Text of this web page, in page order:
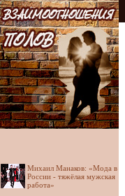
Михаил Манаков: «Мода в
России - тяжёлая мужская
работа»